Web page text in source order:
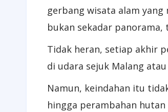
gerbang wisata alam
bukan sekadar
Tidak heran, setiap akhir
di udara sejuk Malang
Namun, keindahan itu
hingga perambahan